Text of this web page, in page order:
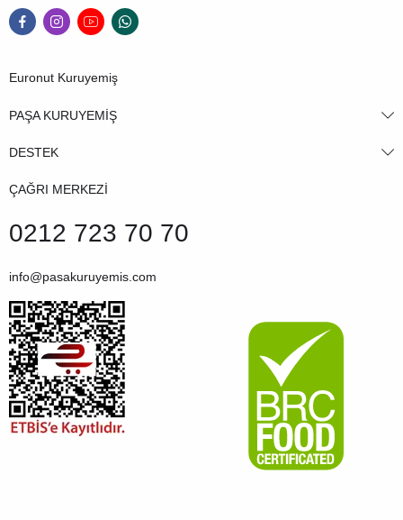
Euronut Kuruyemiş
PAŞA KURUYEMİŞ
DESTEK
ÇAĞRI MERKEZİ
0212 723 70 70
info@pasakuruyemis.com